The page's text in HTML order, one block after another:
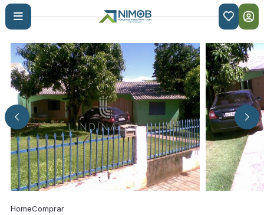

HomeComprar